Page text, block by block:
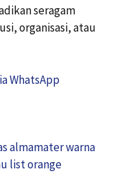
seragam
organisasi, atau